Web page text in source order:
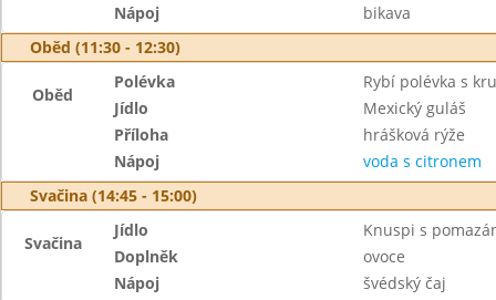
Nápoj
bikava
Oběd (11:30 - 12:30)
Oběd
Polévka
Rybí polévka s
Jídlo
Mexický guláš
Příloha
hrášková rýže
Nápoj
voda s citronem
Svačina (14:45 - 15:00)
Svačina
Jídlo
Knuspi s
Doplněk
ovoce
Nápoj
švédský čaj